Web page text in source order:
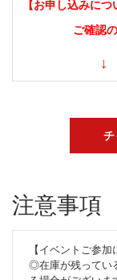
【お申し込みに
ご確認
↓
注意事項